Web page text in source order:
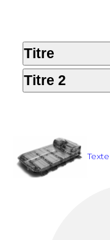
Titre
Titre 2
Texte